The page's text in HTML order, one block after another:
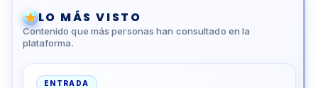
LO MÁS VISTO
Contenido que más personas han consultado en la
plataforma.
ENTRADA